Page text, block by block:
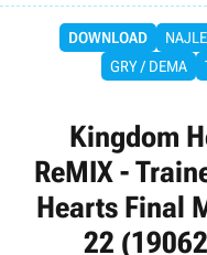
DOWNLOAD
GRY / DEMA
Kingdom
ReMIX -
Hearts Final
22